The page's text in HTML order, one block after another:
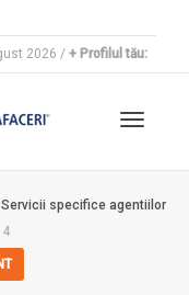
2026 / + Profilul tău:
Servicii specifice agentiilor
4